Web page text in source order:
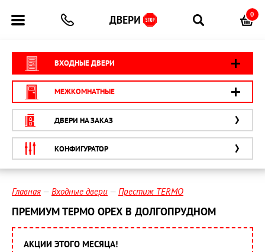
0
ВХОДНЫЕ ДВЕРИ
МЕЖКОМНАТНЫЕ
ДВЕРИ НА ЗАКАЗ
КОНФИГУРАТОР
Главная Входные двери Престиж TERMO
ПРЕМИУМ ТЕРМО ОРЕХ В ДОЛГОПРУДНОМ
АКЦИИ ЭТОГО МЕСЯЦА!